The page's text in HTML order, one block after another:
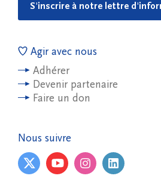
S'inscrire à notre lettre
Agir avec nous
Adhérer
Devenir partenaire
Faire un don
Nous suivre